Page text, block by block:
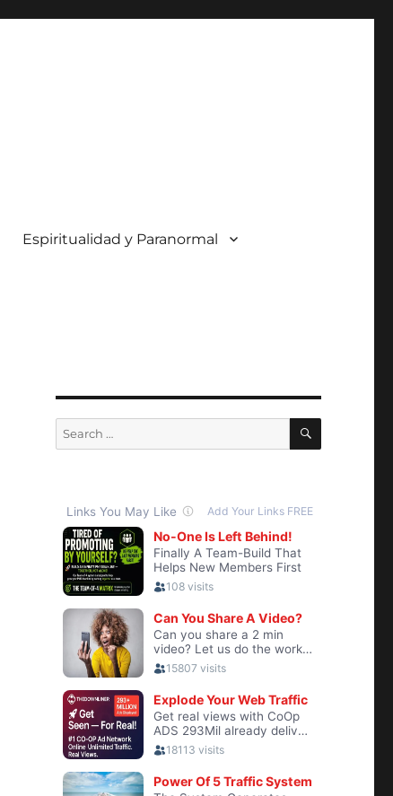
Espiritualidad y Paranormal
Search
for:
SEARCH